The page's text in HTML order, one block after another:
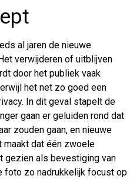
al jaren de nieuwe
verwijderen of uitblijven
door het publiek vaak
het net zo goed een
In dit geval stapelt de
gaan er geluiden rond dat
zouden gaan, en nieuwe
maakt dat één zwoele
gezien als bevestiging van
foto zo nadrukkelijk focust op